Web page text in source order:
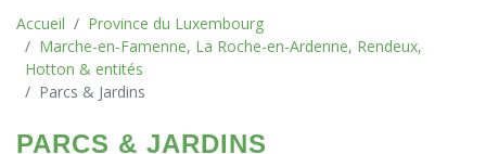
Accueil
Province du Luxembourg
Marche-en-Famenne, La Roche-en-Ardenne, Rendeux,
Hotton & entités
Parcs & Jardins
PARCS & JARDINS